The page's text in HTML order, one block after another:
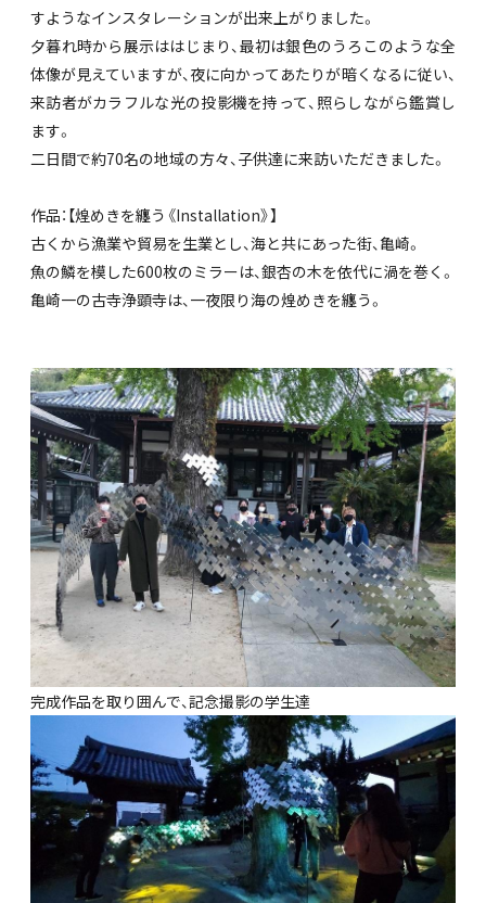
すようなインスタレーションが出来上がりました。
夕暮れ時から展示ははじまり、最初は銀色のうろこのような全
体像が見えていますが、夜に向かってあたりが暗くなるに従い、
来訪者がカラフルな光の投影機を持って、照らしながら鑑賞し
ます。
二日間で約70名の地域の方々、子供達に来訪いただきました。
作品：【煌めきを纏う《Installation》】
古くから漁業や貿易を生業とし、海と共にあった街、亀崎。
魚の鱗を模した600枚のミラーは、銀杏の木を依代に渦を巻く。
亀崎一の古寺浄顕寺は、一夜限り海の煌めきを纏う。
完成作品を取り囲んで、記念撮影の学生達